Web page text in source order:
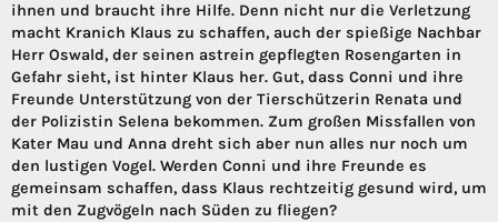
ihnen und braucht ihre Hilfe. Denn nicht nur die Verletzung
macht Kranich Klaus zu schaffen, auch der spießige Nachbar
Herr Oswald, der seinen astrein gepflegten Rosengarten in
Gefahr sieht, ist hinter Klaus her. Gut, dass Conni und ihre
Freunde Unterstützung von der Tierschützerin Renata und
der Polizistin Selena bekommen. Zum großen Missfallen von
Kater Mau und Anna dreht sich aber nun alles nur noch um
den lustigen Vogel. Werden Conni und ihre Freunde es
gemeinsam schaffen, dass Klaus rechtzeitig gesund wird, um
mit den Zugvögeln nach Süden zu fliegen?